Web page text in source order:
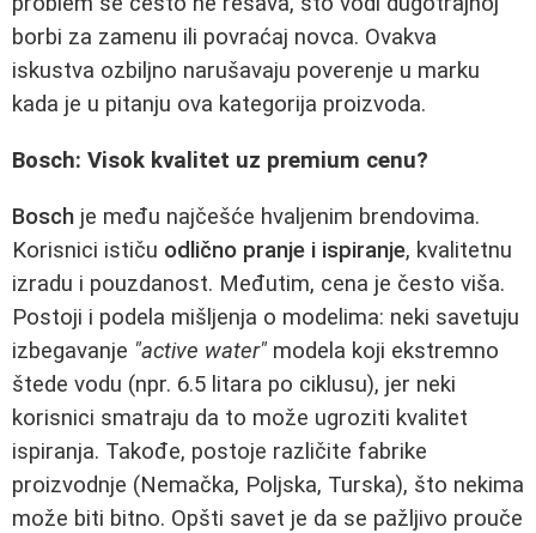
borbi za zamenu ili povraćaj novca. Ovakva
iskustva ozbiljno narušavaju poverenje u marku
kada je u pitanju ova kategorija proizvoda.
Bosch: Visok kvalitet uz premium cenu?
Bosch je među najčešće hvaljenim brendovima.
Korisnici ističu odlično pranje i ispiranje, kvalitetnu
izradu i pouzdanost. Međutim, cena je često viša.
Postoji i podela mišljenja o modelima: neki savetuju
izbegavanje "active water" modela koji ekstremno
štede vodu (npr. 6.5 litara po ciklusu), jer neki
korisnici smatraju da to može ugroziti kvalitet
ispiranja. Takođe, postoje različite fabrike
proizvodnje (Nemačka, Poljska, Turska), što nekima
može biti bitno. Opšti savet je da se pažljivo prouče